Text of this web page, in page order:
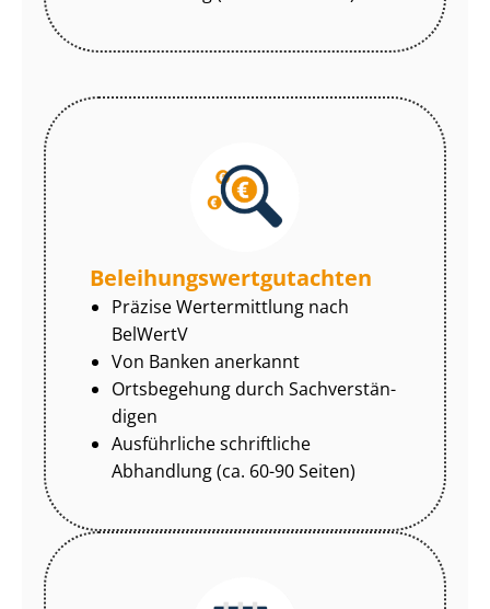
Be­lei­hungs­wert­gut­ach­ten
Präzise Wertermittlung nach
BelWertV
Von Banken anerkannt
Ortsbegehung durch Sach­ver­stän­
di­gen
Ausführliche schriftliche
Abhandlung (ca. 60-90 Seiten)